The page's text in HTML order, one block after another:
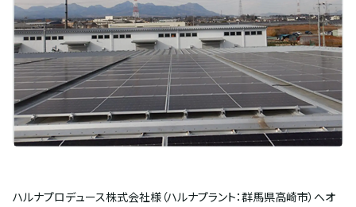
ハルナプロデュース株式会社様（ハルナプラント：群馬県高崎市）へオ